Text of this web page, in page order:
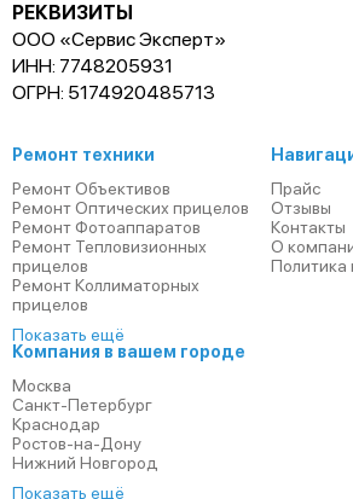
РЕКВИЗИТЫ
ООО «Сервис Эксперт»
ИНН: 7748205931
ОГРН: 5174920485713
Ремонт техники
Ремонт Объективов
Ремонт Оптических прицелов
Ремонт Фотоаппаратов
Ремонт Тепловизионных
прицелов
Ремонт Коллиматорных
прицелов
Показать ещё
Компания в вашем городе
Москва
Санкт-Петербург
Краснодар
Ростов-на-Дону
Нижний Новгород
Показать ещё
Прайс
Отзывы
Контакты
О
Политика